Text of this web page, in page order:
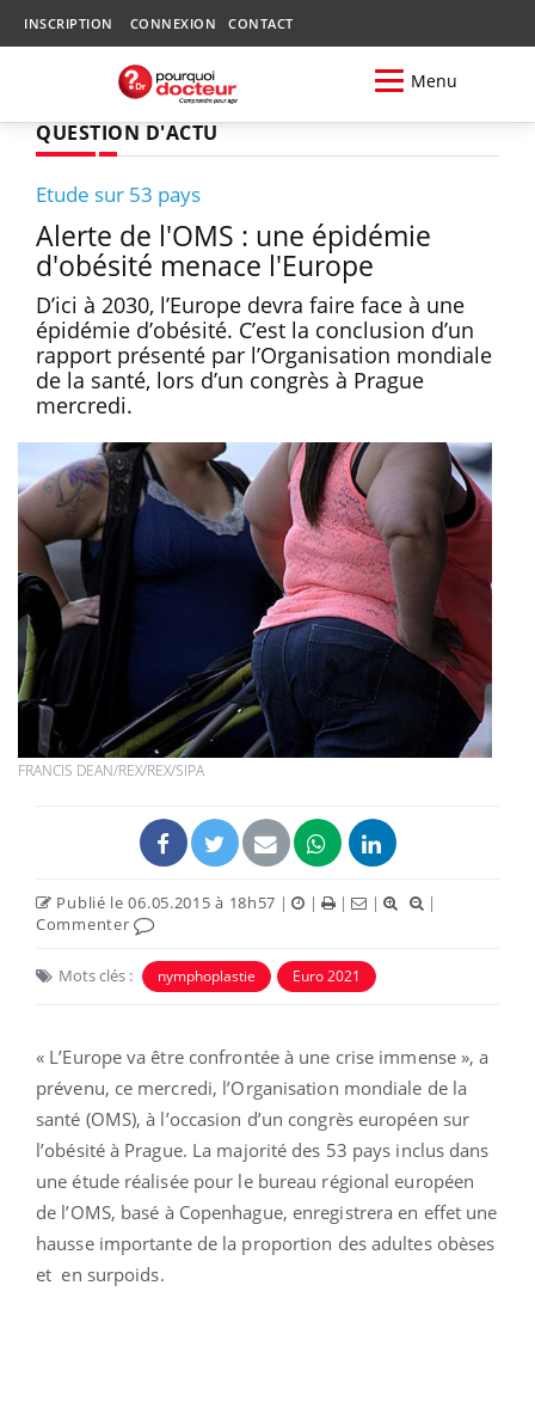
INSCRIPTION CONNEXION CONTACT
Menu
QUESTION D'ACTU
Etude sur 53 pays
Alerte de l'OMS : une épidémie
d'obésité menace l'Europe
D’ici à 2030, l’Europe devra faire face à une
épidémie d’obésité. C’est la conclusion d’un
rapport présenté par l’Organisation mondiale
de la santé, lors d’un congrès à Prague
mercredi.
FRANCIS DEAN/REX/REX/SIPA
Publié le 06.05.2015 à 18h57 | | | |
|
Commenter
Mots clés : nymphoplastie Euro 2021
« L’Europe va être confrontée à une crise immense », a
prévenu, ce mercredi, l’Organisation mondiale de la
santé (OMS), à l’occasion d’un congrès européen sur
l’obésité à Prague. La majorité des 53 pays inclus dans
une étude réalisée pour le bureau régional européen
de l’OMS, basé à Copenhague, enregistrera en effet une
hausse importante de la proportion des adultes obèses
et en surpoids.